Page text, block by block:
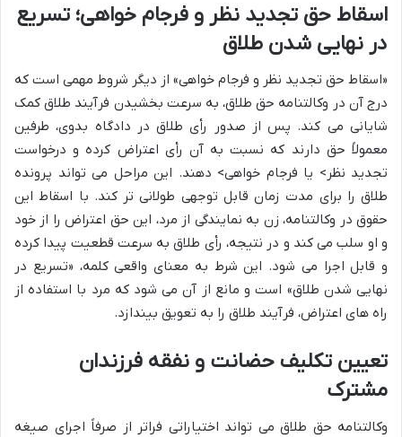
اسقاط حق تجدید نظر و فرجام خواهی؛ تسریع
در نهایی شدن طلاق
«اسقاط حق تجدید نظر و فرجام خواهی» از دیگر شروط مهمی است که
درج آن در وکالتنامه حق طلاق، به سرعت بخشیدن فرآیند طلاق کمک
شایانی می کند. پس از صدور رأی طلاق در دادگاه بدوی، طرفین
معمولاً حق دارند که نسبت به آن رأی اعتراض کرده و درخواست
تجدید نظر> یا فرجام خواهی> دهند. این مراحل می تواند پرونده
طلاق را برای مدت زمان قابل توجهی طولانی تر کند. با اسقاط این
حقوق در وکالتنامه، زن به نمایندگی از مرد، این حق اعتراض را از خود
و او سلب می کند و در نتیجه، رأی طلاق به سرعت قطعیت پیدا کرده
و قابل اجرا می شود. این شرط به معنای واقعی کلمه، «تسریع در
نهایی شدن طلاق» است و مانع از آن می شود که مرد با استفاده از
راه های اعتراض، فرآیند طلاق را به تعویق بیندازد.
تعیین تکلیف حضانت و نفقه فرزندان
مشترک
وکالتنامه حق طلاق می تواند اختیاراتی فراتر از صرفاً اجرای صیغه